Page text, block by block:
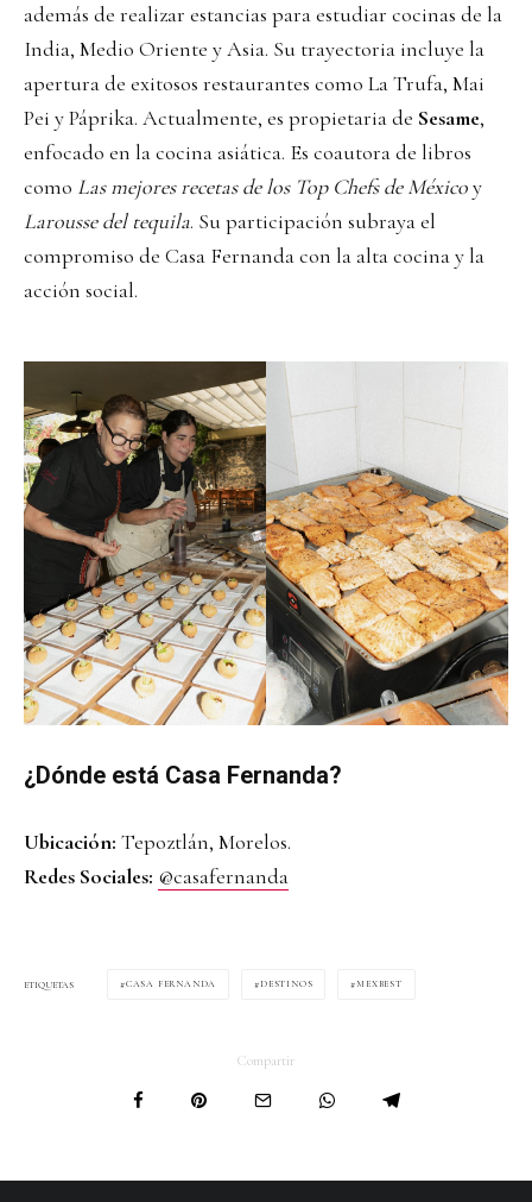
además de realizar estancias para estudiar cocinas de la
India, Medio Oriente y Asia. Su trayectoria incluye la
apertura de exitosos restaurantes como La Trufa, Mai
Pei y Páprika. Actualmente, es propietaria de Sesame,
enfocado en la cocina asiática. Es coautora de libros
como Las mejores recetas de los Top Chefs de Méxicoy
Larousse del tequila. Su participación subraya el
compromiso de Casa Fernanda con la alta cocina y la
acción social.
¿Dónde está Casa Fernanda?
Ubicación: Tepoztlán, Morelos.
Redes Sociales: @casafernanda
ETIQUETAS CASA FERNANDA DESTINOS MEXBEST
Compartir